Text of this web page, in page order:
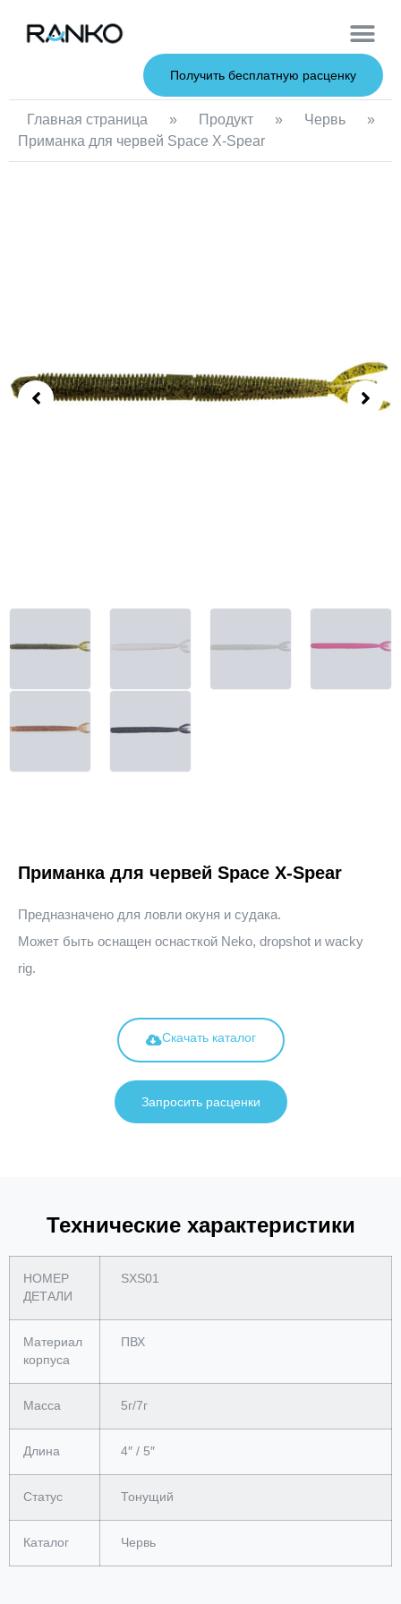
Получить бесплатную расценку
Главная страница » Продукт » Червь
»
Приманка для червей Space X-Spear
Приманка для червей Space X-Spear
Предназначено для ловли окуня и судака.
Может быть оснащен оснасткой Neko, dropshot и wacky
rig.
Скачать каталог
Запросить расценки
Технические характеристики
НОМЕР
ДЕТАЛИ
SXS01
Материал
корпуса
ПВХ
Масса 5г/7г
Длина 4″ / 5″
Статус Тонущий
Каталог Червь